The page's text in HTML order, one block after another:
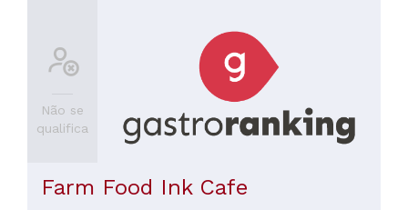
Não se
qualifica
Farm Food Ink Cafe